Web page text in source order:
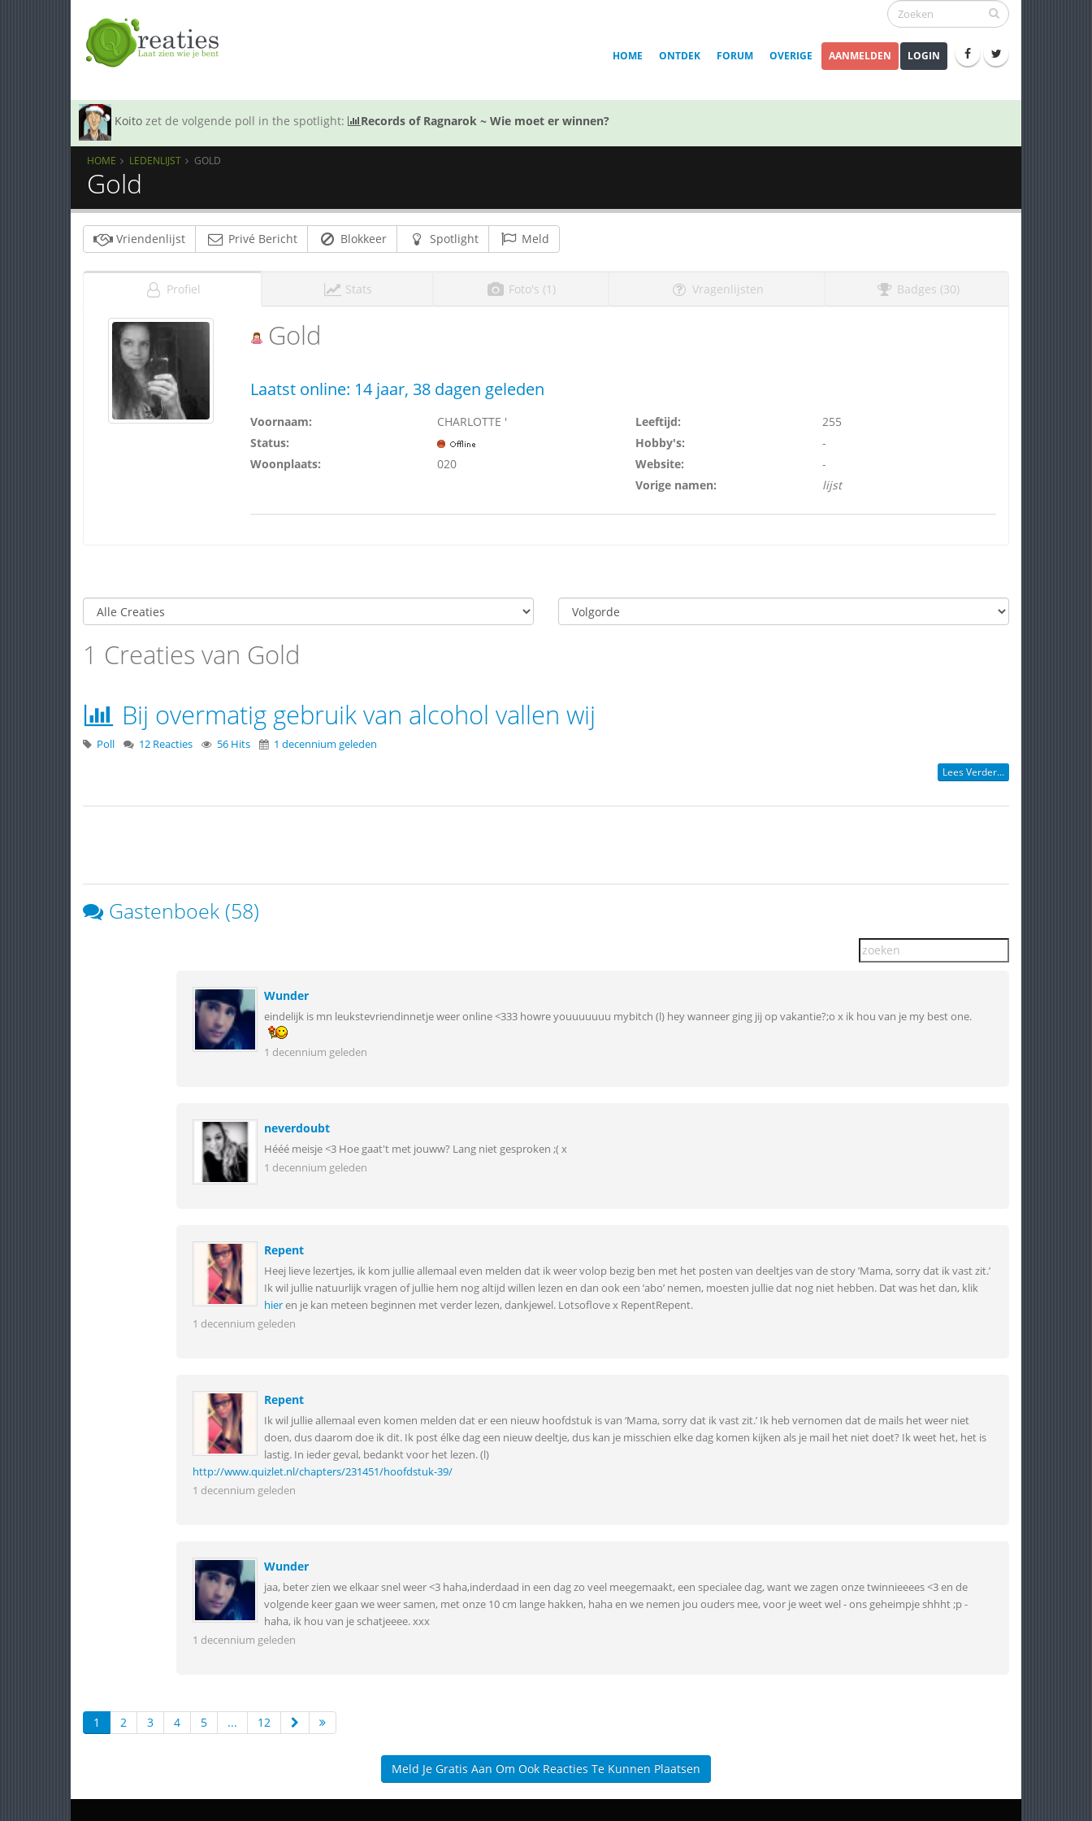
HOME ONTDEK FORUM OVERIGE AANMELDEN LOGIN
Koito zet de volgende poll in the spotlight: Records of Ragnarok ~ Wie moet er winnen?
HOME LEDENLIJST GOLD
Gold
Vriendenlijst Privé Bericht Blokkeer Spotlight Meld
Profiel Stats Foto's (1) Vragenlijsten Badges (30)
Gold
Laatst online: 14 jaar, 38 dagen geleden
Voornaam:
CHARLOTTE '
Status:
Woonplaats:
020
Leeftijd:
255
Hobby's:
-
Website:
-
Vorige namen:
lijst
1 Creaties van Gold
Bij overmatig gebruik van alcohol vallen wij
Poll 12 Reacties 56 Hits 1 decennium geleden
Lees Verder...
Gastenboek (58)
Wunder
eindelijk is mn leukstevriendinnetje weer online <333 howre youuuuuuu mybitch (l) hey wanneer ging jij op vakantie?;o x ik hou van je my best one.
1 decennium geleden
neverdoubt
Hééé meisje <3 Hoe gaat't met jouww? Lang niet gesproken ;( x
1 decennium geleden
Repent
Heej lieve lezertjes, ik kom jullie allemaal even melden dat ik weer volop bezig ben met het posten van deeltjes van de story ’Mama, sorry dat ik vast zit.’
Ik wil jullie natuurlijk vragen of jullie hem nog altijd willen lezen en dan ook een ’abo’ nemen, moesten jullie dat nog niet hebben. Dat was het dan, klik
hieren je kan meteen beginnen met verder lezen, dankjewel. Lotsoflove x RepentRepent.
1 decennium geleden
Repent
Ik wil jullie allemaal even komen melden dat er een nieuw hoofdstuk is van ‘Mama, sorry dat ik vast zit.’ Ik heb vernomen dat de mails het weer niet
doen, dus daarom doe ik dit. Ik post élke dag een nieuw deeltje, dus kan je misschien elke dag komen kijken als je mail het niet doet? Ik weet het, het is
lastig. In ieder geval, bedankt voor het lezen. (l)
http://www.quizlet.nl/chapters/231451/hoofdstuk-39/
1 decennium geleden
Wunder
jaa, beter zien we elkaar snel weer <3 haha,inderdaad in een dag zo veel meegemaakt, een specialee dag, want we zagen onze twinnieeees <3 en de
volgende keer gaan we weer samen, met onze 10 cm lange hakken, haha en we nemen jou ouders mee, voor je weet wel - ons geheimpje shhht ;p -
haha, ik hou van je schatjeeee. xxx
1 decennium geleden
1 2 3 4 5 ... 12
Meld Je Gratis Aan Om Ook Reacties Te Kunnen Plaatsen